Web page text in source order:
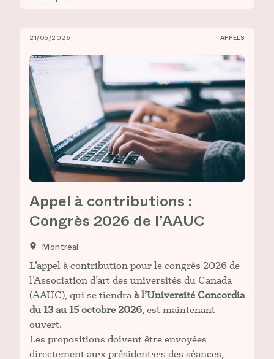
Appel à contributions : Congrès 2026 de l’AAUC
21/05/2026 APPELS
Appel à contributions :
Congrès 2026 de l’AAUC
Montréal
L’appel à contribution pour le congrès 2026 de
l’Association d’art des universités du Canada
(AAUC), qui se tiendra à l’Université Concordia
du 13 au 15 octobre 2026 , est maintenant
ouvert.
Les propositions doivent être envoyées
directement au·x président·e·s des séances,